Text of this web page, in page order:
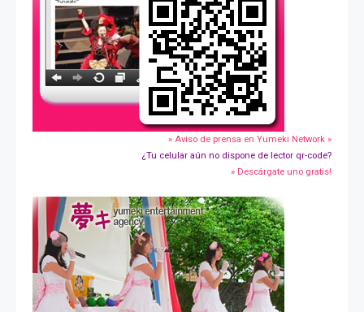
» Aviso de prensa en Yumeki Network »
¿Tu celular aún no dispone de lector qr-code?
» Descárgate uno gratis!